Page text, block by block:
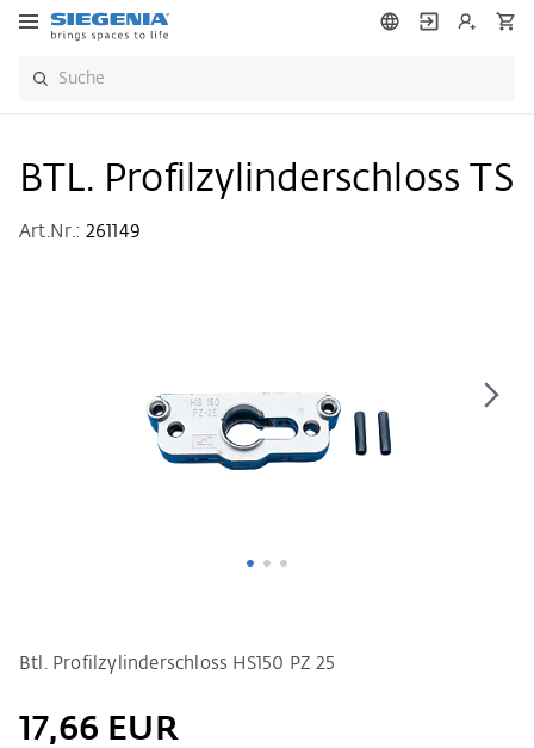
BTL. Profilzylinderschloss TS
Art.Nr.: 261149
Btl. Profilzylinderschloss HS150 PZ 25
17,66 EUR